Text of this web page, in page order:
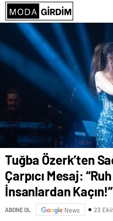
Kaçın!”
Tuğba Özerk’ten
Çarpıcı Mesaj:
İnsanlardan Kaçın!”
ABONE OL News 23